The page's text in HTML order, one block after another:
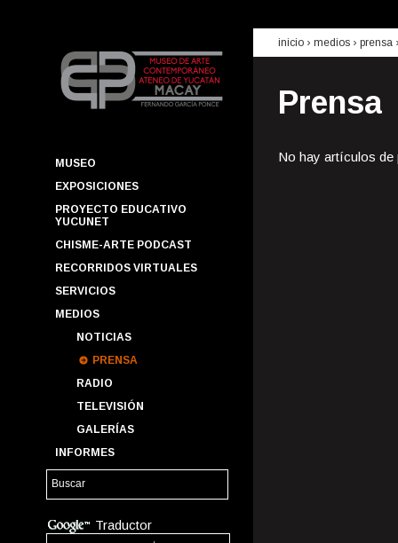
MUSEO
EXPOSICIONES
PROYECTO EDUCATIVO
YUCUNET
CHISME-ARTE PODCAST
RECORRIDOS VIRTUALES
SERVICIOS
MEDIOS
NOTICIAS
PRENSA
RADIO
TELEVISIÓN
GALERÍAS
INFORMES
Traductor
inicio › medios › prensa
Prensa
No hay artículos de